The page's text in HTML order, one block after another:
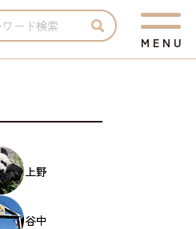
M E N U
上野
谷中